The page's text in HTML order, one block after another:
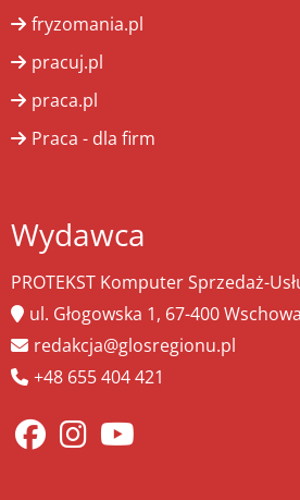
fryzomania.pl
pracuj.pl
praca.pl
Praca - dla firm
Wydawca
PROTEKST Komputer Sprzedaż-
ul. Głogowska 1, 67-400 Wschowa
redakcja@glosregionu.pl
+48 655 404 421